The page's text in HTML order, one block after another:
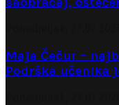
Maja Čečur –
Podrška učenika